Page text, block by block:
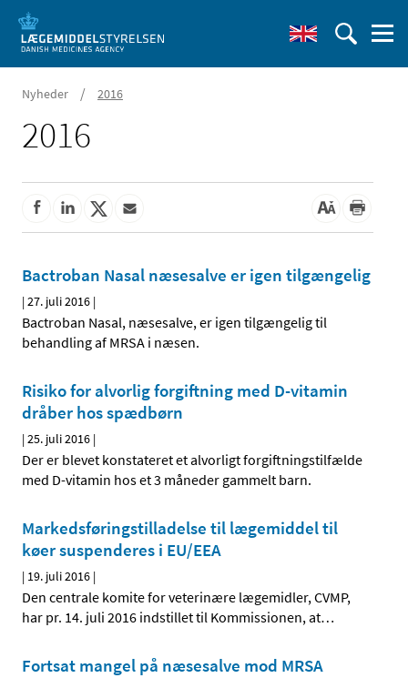
Nyheder / 2016
2016
Bactroban Nasal næsesalve er igen tilgængelig
|27. juli 2016 |
Bactroban Nasal, næsesalve, er igen tilgængelig til
behandling af MRSA i næsen.
Risiko for alvorlig forgiftning med D-vitamin
dråber hos spædbørn
|25. juli 2016 |
Der er blevet konstateret et alvorligt forgiftningstilfælde
med D-vitamin hos et 3 måneder gammelt barn.
Markedsføringstilladelse til lægemiddel til
køer suspenderes i EU/EEA
| 19. juli 2016 |
Den centrale komite for veterinære lægemidler, CVMP,
har pr. 14. juli 2016 indstillet til Kommissionen, at…
Fortsat mangel på næsesalve mod MRSA